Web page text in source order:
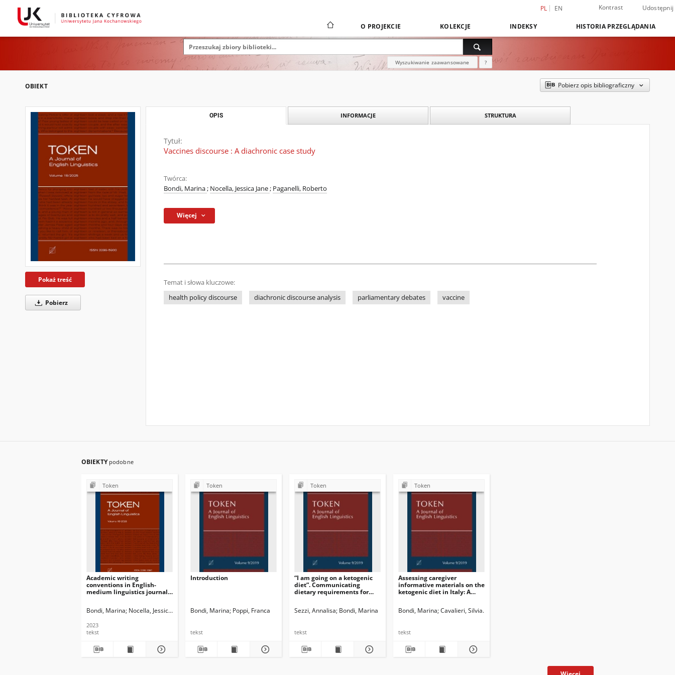
PL EN Kontrast Udostępnij
O PROJEKCIE KOLEKCJE INDEKSY HISTORIA PRZEGLĄDANIA
Wyszukiwanie zaawansowane ?
OBIEKT Pobierz opis bibliograficzny
Pokaż treść
Pobierz
OPIS INFORMACJE STRUKTURA
Tytuł:
Vaccines discourse : A diachronic case study
Twórca:
Bondi, Marina; Nocella, Jessica Jane; Paganelli, Roberto
Więcej
Temat i słowa kluczowe:
health policy discourse
diachronic discourse analysis parliamentary debates vaccine
OBIEKTY podobne
Token
Academic writing
conventions in English-
medium linguistics journals
Bondi, Marina Nocella, Jessica Jane Newman, John G. Ed. Dossena, Marina. Ed. Schmied, Josef. Guest ed. Bondi, Marina. Guest ed. Dontcheva-Navratilova, Olga. Guest ed.
2023
tekst
Token
Introduction
Bondi, Marina Poppi, Franca
tekst
Token
“I am going on a ketogenic
diet”. Communicating
dietary requirements for
Sezzi, Annalisa Bondi, Marina
tekst
Token
Assessing caregiver
informative materials on the
ketogenic diet in Italy: A
Bondi, Marina Cavalieri, Silvia
tekst